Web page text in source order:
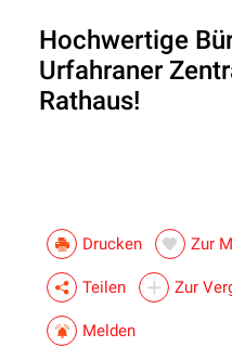
Hochwertige
Urfahraner
Rathaus!
Drucken Zur
Teilen Zur
Melden